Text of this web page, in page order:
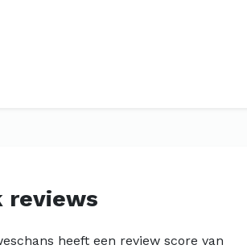
reviews
heeft een review score van